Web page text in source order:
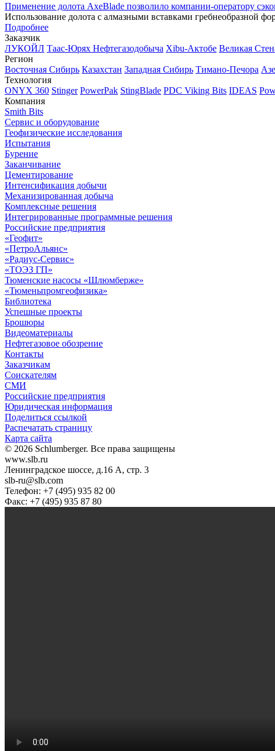
Применение долота AxeBlade позволило компании-оператору
Использование долота с алмазными вставками гребнеобразной
Подробнее
Заказчик
ЛУКОЙЛ Таас-Юрях Нефтегазодобыча Xibu-Актобе Великая
Регион
Восточная Сибирь Казахстан Западная Сибирь Тимано-Печора
Технология
ONYX 360 Stinger PowerPak StingBlade PDC Viking Bits IDEAS
Компания
Smith Bits
Сервис и оборудование
Геофизические исследования
Испытания
Бурение
Заканчивание
Цементирование
Интенсификация добычи
Механизированная добыча
Комплексные решения
Интегрированные программные решения
Российские предприятия
«Геофит»
«ПетроАльянс»
«Радиус-Сервис»
«ТОЭЗ ГП»
Тюменские насосы «Шлюмберже»
«Тюменьпромгеофизика»
Библиотека
Успешные проекты
Брошюры
Видеоматериалы
Нефтегазовое обозрение
Контакты
Заказчикам
Соискателям
СМИ
Российские предприятия
Юридическая информация
Поделиться ссылкой
Распечатать страницу
Карта сайта
© 2026 Schlumberger. Все права защищены
www.slb.ru
Ленинградское шоссе, д.16 А, стр. 3
slb-ru@slb.com
Телефон: +7 (495) 935 82 00
Факс: +7 (495) 935 87 80